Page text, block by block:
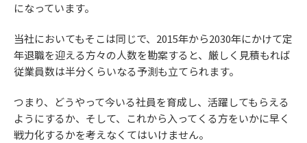
になっています。
当社においてもそこは同じで、2015年から2030年にかけて定
年退職を迎える方々の人数を勘案すると、厳しく見積もれば
従業員数は半分くらいなる予測も立てられます。
つまり、どうやって今いる社員を育成し、活躍してもらえる
ようにするか、そして、これから入ってくる方をいかに早く
戦力化するかを考えなくてはいけません。